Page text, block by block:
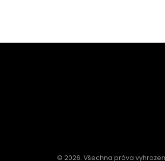
© 2026. Všechna práva